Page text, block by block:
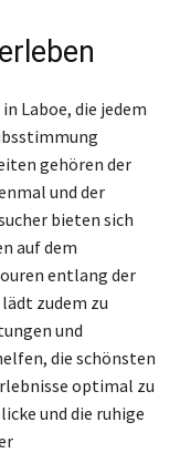
in Laboe, die jedem
gehören der
und der
bieten sich
auf dem
entlang der
zudem zu
und
die schönsten
optimal zu
und die ruhige